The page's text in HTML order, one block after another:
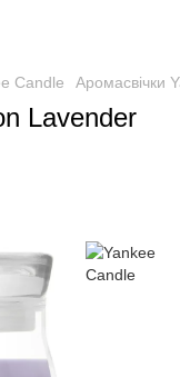
Candle Аромасвічки
Lavender